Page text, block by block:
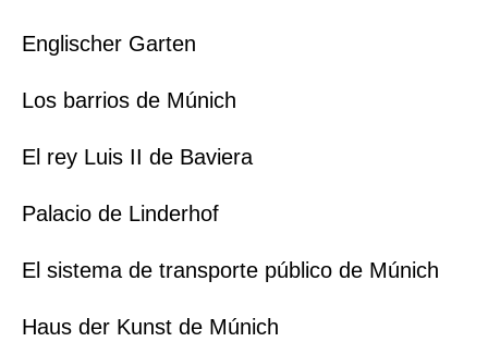
Englischer Garten
Los barrios de Múnich
El rey Luis II de Baviera
Palacio de Linderhof
El sistema de transporte público de Múnich
Haus der Kunst de Múnich